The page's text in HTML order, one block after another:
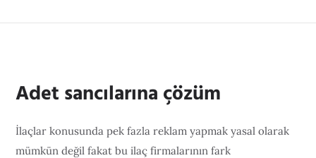
Adet sancılarına çözüm
İlaçlar konusunda pek fazla reklam yapmak yasal olarak
mümkün değil fakat bu ilaç firmalarının fark